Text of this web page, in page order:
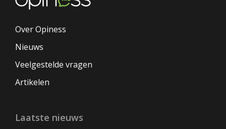
Over Opiness
Nieuws
Veelgestelde vragen
Artikelen
Laatste nieuws